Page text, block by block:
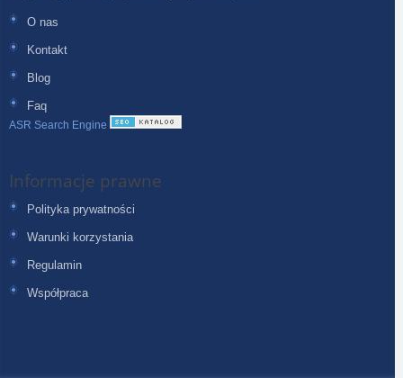
O nas
Kontakt
Blog
Faq
ASR Search Engine
Informacje prawne
Polityka prywatności
Warunki korzystania
Regulamin
Współpraca